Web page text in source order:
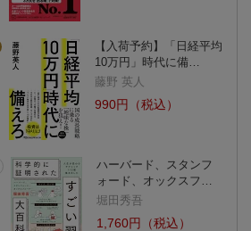
公認会計士 「試
験」「仕事」「キャ
リア」のすべてがわ
かる本
武田 雄治
度を牽引する会
【入荷予約】「日経平均
10万円」時代に備…
藤野 英人
990円（税込）
ハーバード、スタンフ
ォード、オックスフ…
堀田秀吾
1,760円（税込）